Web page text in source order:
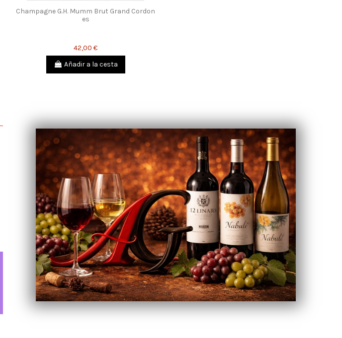
Champagne G.H. Mumm Brut Grand Cordon
es
42,00 €
Añadir a la cesta